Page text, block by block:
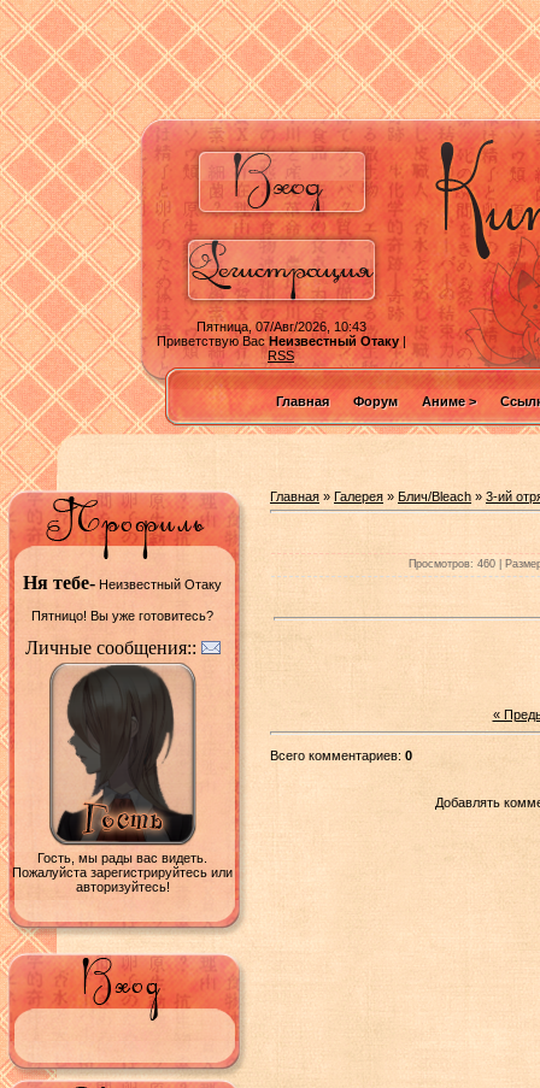
Пятница, 07/Авг/2026, 10:43
Приветствую ВасНеизвестный Отаку|
RSS
Главная Форум Аниме >
Ня тебе- Неизвестный Отаку
Пятницо! Вы уже готовитесь?
Личные сообщения::
Гость, мы рады вас видеть.
Пожалуйста зарегистрируйтесь или
авторизуйтесь!
Главная » Галерея » Блич/Bleach » 3-ий
Просмотров: 460 |
«
Всего комментариев: 0
Добавлять